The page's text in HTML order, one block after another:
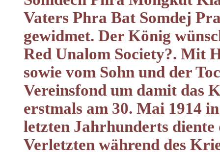
Vaters Phra Bat Somdej
gewidmet. Der König
Red Unalom Society?. Mit
sowie vom Sohn und der
Vereinsfond um damit das
erstmals am 30. Mai 1914
letzten Jahrhunderts
Verletzten während des